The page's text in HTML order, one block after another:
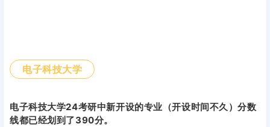
电子科技大学
电子科技大学24考研中新开设的专业（开设时间不久）分数
线都已经划到了390分。